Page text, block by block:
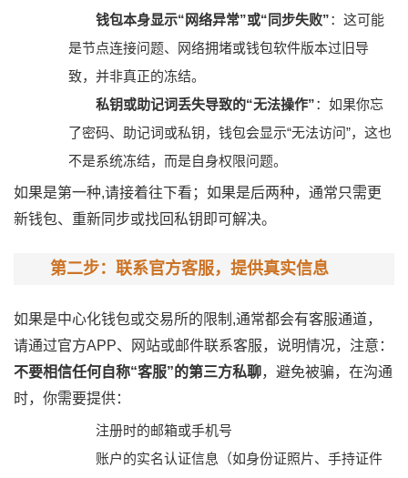
钱包本身显示“网络异常”或“同步失败”：这可能
是节点连接问题、网络拥堵或钱包软件版本过旧导
致，并非真正的冻结。
私钥或助记词丢失导致的“无法操作”：如果你忘
了密码、助记词或私钥，钱包会显示“无法访问”，这也
不是系统冻结，而是自身权限问题。
如果是第一种,请接着往下看；如果是后两种，通常只需更
新钱包、重新同步或找回私钥即可解决。
第二步：联系官方客服，提供真实信息
如果是中心化钱包或交易所的限制,通常都会有客服通道，
请通过官方APP、网站或邮件联系客服，说明情况，注意：
不要相信任何自称“客服”的第三方私聊，避免被骗，在沟通
时，你需要提供：
注册时的邮箱或手机号
账户的实名认证信息（如身份证照片、手持证件